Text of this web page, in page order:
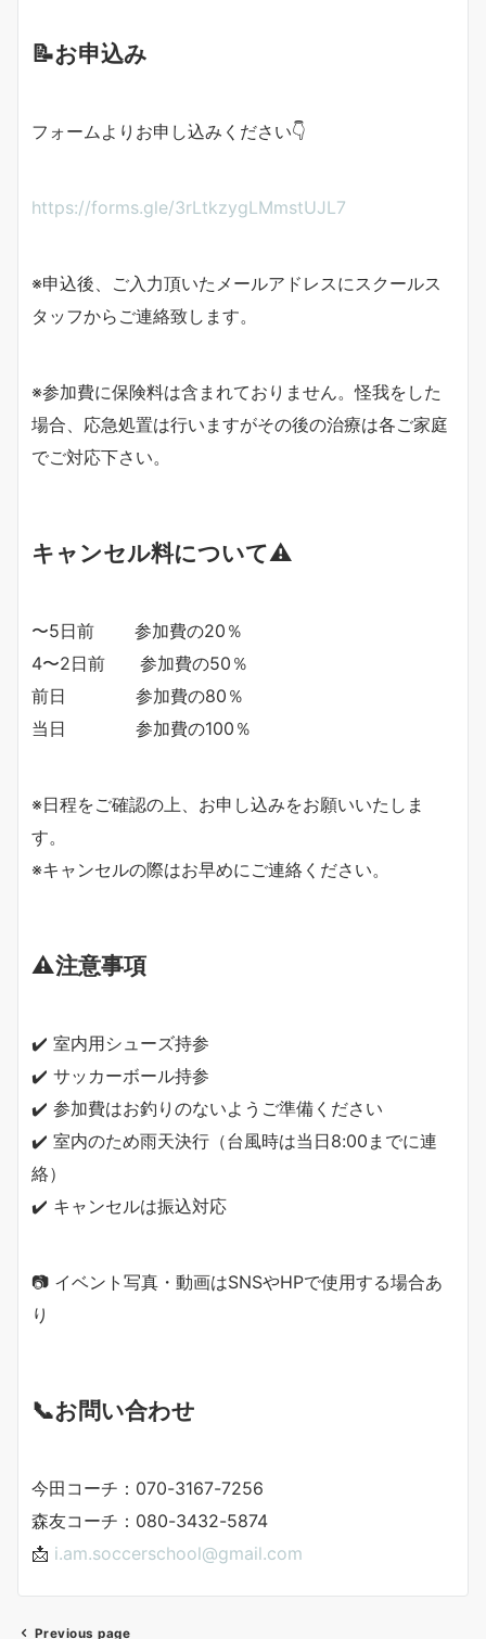
📝お申込み
フォームよりお申し込みください👇
https://forms.gle/3rLtkzygLMmstUJL7
※申込後、ご入力頂いたメールアドレスにスクールス
タッフからご連絡致します。
※参加費に保険料は含まれておりません。怪我をした
場合、応急処置は行いますがその後の治療は各ご家庭
でご対応下さい。
キャンセル料について⚠️
〜5日前 参加費の20％
4〜2日前 参加費の50％
前日 参加費の80％
当日 参加費の100％
※日程をご確認の上、お申し込みをお願いいたしま
す。
※キャンセルの際はお早めにご連絡ください。
⚠️注意事項
✔️ 室内用シューズ持参
✔️ サッカーボール持参
✔️ 参加費はお釣りのないようご準備ください
✔️ 室内のため雨天決行（台風時は当日8:00までに連
絡）
✔️ キャンセルは振込対応
📷 イベント写真・動画はSNSやHPで使用する場合あ
り
📞お問い合わせ
今田コーチ：070-3167-7256
森友コーチ：080-3432-5874
📩 i.am.soccerschool@gmail.com
Previous page